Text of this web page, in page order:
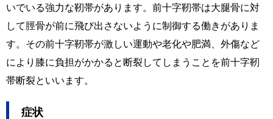
いでいる強力な靭帯があります。前十字靭帯は大腿骨に対
して脛骨が前に飛び出さないように制御する働きがありま
す。その前十字靭帯が激しい運動や老化や肥満、外傷など
により膝に負担がかかると断裂してしまうことを前十字靭
帯断裂といいます。
症状